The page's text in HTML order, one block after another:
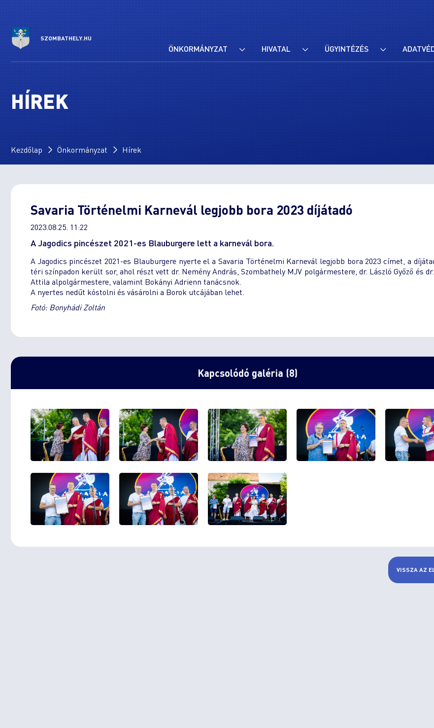
SZOMBATHELY.HU
ÖNKORMÁNYZAT HIVATAL ÜGYINTÉZÉS
HÍREK
Kezdőlap Önkormányzat Hírek
Savaria Történelmi Karnevál legjobb bora 2023 díjátadó
2023.08.25. 11:22
A Jagodics pincészet 2021-es Blauburgere lett a karnevál bora.
A Jagodics pincészet 2021-es Blauburgere nyerte el a Savaria Történelmi Karnevál legjobb bora 2023 címet, a
téri színpadon került sor, ahol részt vett dr. Nemény András, Szombathely MJV polgármestere, dr. László Győző és
Attila alpolgármestere, valamint Bokányi Adrienn tanácsnok.
A nyertes nedűt kóstolni és vásárolni a Borok utcájában lehet.
Fotó: Bonyhádi Zoltán
Kapcsolódó galéria (8)
VISSZA AZ